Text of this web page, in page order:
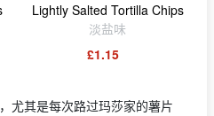
Lightly Salted Tortilla Chips
淡盐味
£1.15
，尤其是每次路过玛莎家的薯片